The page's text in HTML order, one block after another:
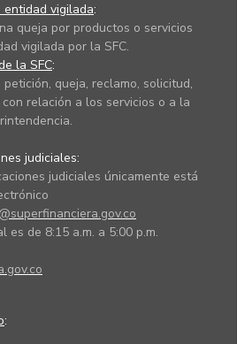
entidad vigilada:
queja por productos o servicios
vigilada por la SFC.
la SFC:
queja, reclamo, solicitud,
relación a los servicios o a la
judiciales:
judiciales únicamente está
es de 8:15 a.m. a 5:00 p.m.
: